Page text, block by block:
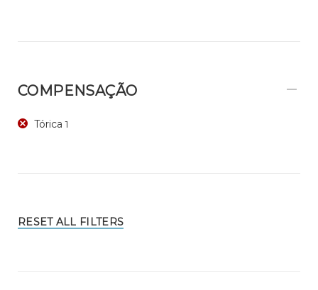
COMPENSAÇÃO
Tórica 1
RESET ALL FILTERS